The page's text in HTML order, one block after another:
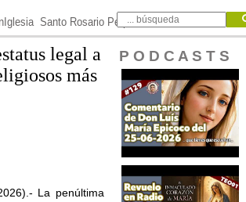
Santo Rosario Perpetuo
legal a
más
La penúltima
P O D C A S T S